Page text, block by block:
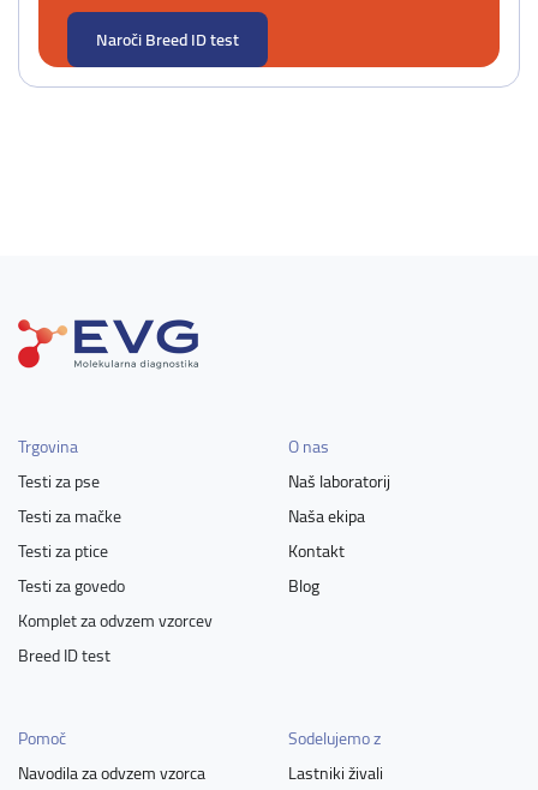
Naroči Breed ID test
Trgovina
Testi za pse
Testi za mačke
Testi za ptice
Testi za govedo
Komplet za odvzem vzorcev
Breed ID test
O nas
Naš laboratorij
Naša ekipa
Kontakt
Blog
Pomoč
Navodila za odvzem vzorca
Sodelujemo z
Lastniki živali